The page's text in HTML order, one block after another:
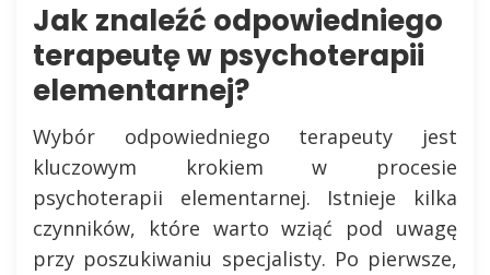
Jak znaleźć odpowiedniego
terapeutę w psychoterapii
elementarnej?
Wybór odpowiedniego terapeuty jest
kluczowym krokiem w procesie
psychoterapii elementarnej. Istnieje kilka
czynników, które warto wziąć pod uwagę
przy poszukiwaniu specjalisty. Po pierwsze,